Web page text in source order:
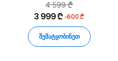
4 599 ₾
3 999 ₾ -600 ₾
შემატყობინეთ